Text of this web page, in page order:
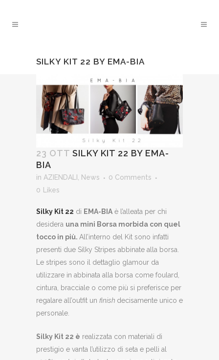
SILKY KIT 22 BY EMA-BIA
23 OTT SILKY KIT 22 BY EMA-
BIA
in AZIENDALI News
0 Comments
0
Likes
Silky Kit 22 di EMA-BIA è l’alleata per chi
desidera una mini Borsa morbida con quel
tocco in più. All’interno del Kit sono infatti
presenti due Silky Stripes abbinate alla borsa.
Le stripes sono il dettaglio glamour da
utilizzare in abbinata alla borsa come foulard,
cintura, bracciale o come più si preferisce per
regalare all’outfit un finish decisamente unico e
personale.
Silky Kit 22 è realizzata con materiali di
prestigio e vanta l’utilizzo di seta e pelli al